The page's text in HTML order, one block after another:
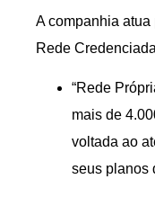
A companhia
Rede
“Rede
mais de
voltada ao
seus planos